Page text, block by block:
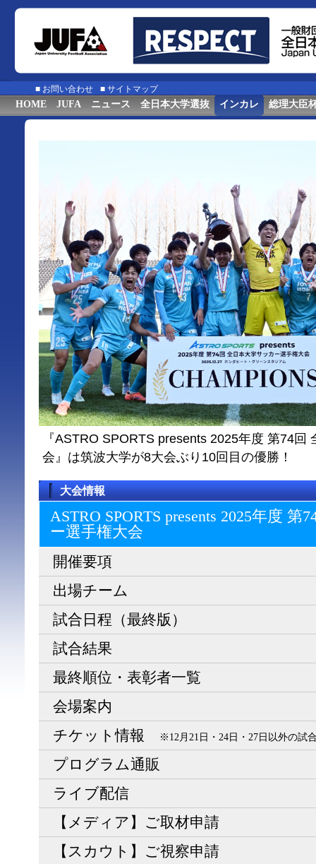
■ お問い合わせ ■ サイトマップ
HOME JUFA ニュース 全日本大学選抜 インカレ 総理大臣
『ASTRO SPORTS presents 2025年度 第74回
会』は筑波大学が8大会ぶり10回目の優勝！
大会情報
ASTRO SPORTS presents 2025年度
ー選⼿権⼤会
開催要項
出場チーム
試合日程（最終版）
試合結果
最終順位・表彰者一覧
会場案内
チケット情報
※12月21日・24日・27日以外の試
プログラム通販
ライブ配信
【メディア】ご取材申請
【スカウト】ご視察申請